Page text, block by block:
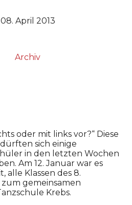
08. April 2013
Archiv
oder mit links vor?“ Diese
sich einige
in den letzten Wochen
Am 12. Januar war es
alle Klassen des 8.
gemeinsamen
Krebs.